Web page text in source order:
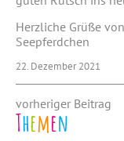
Herzliche Grüße
Seepferdchen
22. Dezember 2021
vorheriger Beitrag
Themen